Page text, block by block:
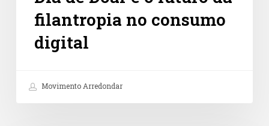
filantropia no consumo
digital
Movimento Arredondar